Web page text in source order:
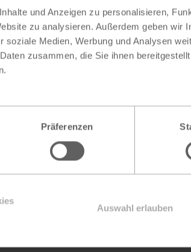
und Anzeigen zu personalisieren,
zu analysieren. Außerdem geben wir
soziale Medien, Werbung und Analysen
zusammen, die Sie ihnen
Präferenzen
Auswahl erlauben
für Kinder aus
zu gestalten
um dieses
und erfahren Sie mehr